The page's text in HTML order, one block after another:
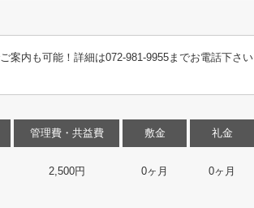
案内も可能！詳細は072-981-9955までお電話下さ
管理費・共益費
2,500円
敷金
0ヶ月
礼金
0ヶ月